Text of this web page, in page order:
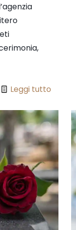
Leggi tutto